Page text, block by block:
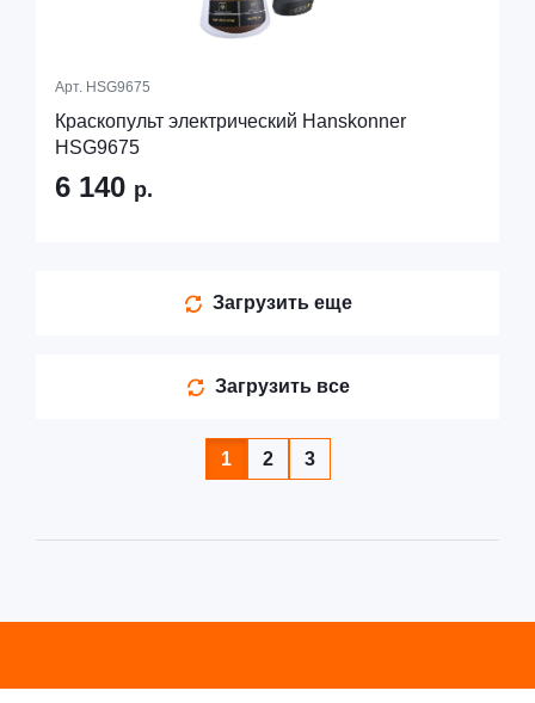
Арт. HSG9675
Краскопульт электрический Hanskonner
HSG9675
6 140 р.
Загрузить еще
Загрузить все
1 2 3